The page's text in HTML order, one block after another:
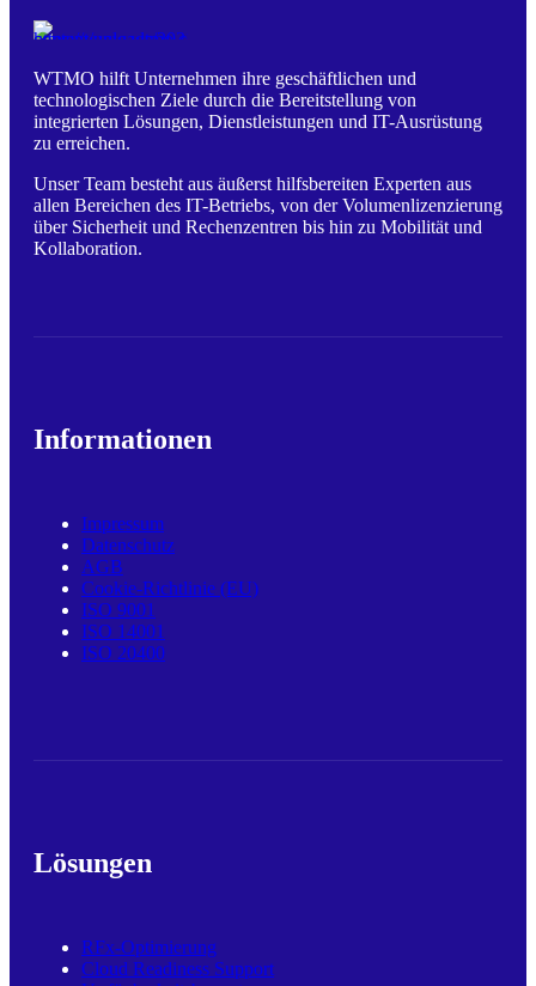
WTMO hilft Unternehmen ihre geschäftlichen und
technologischen Ziele durch die Bereitstellung von
integrierten Lösungen, Dienstleistungen und IT-Ausrüstung
zu erreichen.
Unser Team besteht aus äußerst hilfsbereiten Experten aus
allen Bereichen des IT-Betriebs, von der Volumenlizenzierung
über Sicherheit und Rechenzentren bis hin zu Mobilität und
Kollaboration.
Informationen
Impressum
Datenschutz
AGB
Cookie-Richtlinie (EU)
ISO 9001
ISO 14001
ISO 20400
Lösungen
RFx-Optimierung
Cloud Readiness Support